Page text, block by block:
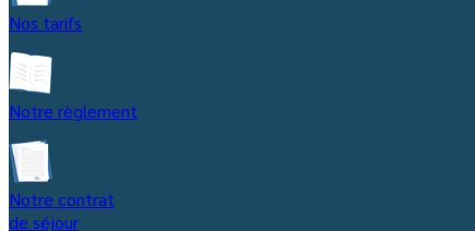
Nos tarifs
Notre règlement
Notre contrat
de séjour